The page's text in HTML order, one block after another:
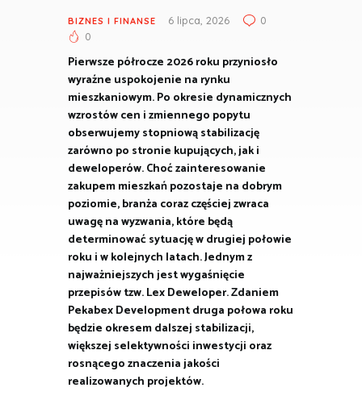
BIZNES I FINANSE 6 lipca, 2026
0
0
Pierwsze półrocze 2026 roku przyniosło
wyraźne uspokojenie na rynku
mieszkaniowym. Po okresie dynamicznych
wzrostów cen i zmiennego popytu
obserwujemy stopniową stabilizację
zarówno po stronie kupujących, jak i
deweloperów. Choć zainteresowanie
zakupem mieszkań pozostaje na dobrym
poziomie, branża coraz częściej zwraca
uwagę na wyzwania, które będą
determinować sytuację w drugiej połowie
roku i w kolejnych latach. Jednym z
najważniejszych jest wygaśnięcie
przepisów tzw. Lex Deweloper. Zdaniem
Pekabex Development druga połowa roku
będzie okresem dalszej stabilizacji,
większej selektywności inwestycji oraz
rosnącego znaczenia jakości
realizowanych projektów.